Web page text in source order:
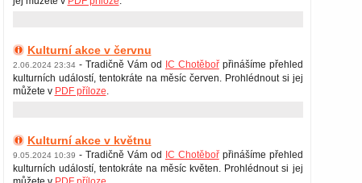
Kulturní akce v červnu
2.06.2024 23:34 - Tradičně Vám od IC Chotěbořpřinášíme přehled
kulturních událostí, tentokráte na měsíc červen. Prohlédnout si jej
můžete v PDF příloze.
Kulturní akce v květnu
9.05.2024 10:39 - Tradičně Vám od IC Chotěbořpřinášíme přehled
kulturních událostí, tentokráte na měsíc květen. Prohlédnout si jej